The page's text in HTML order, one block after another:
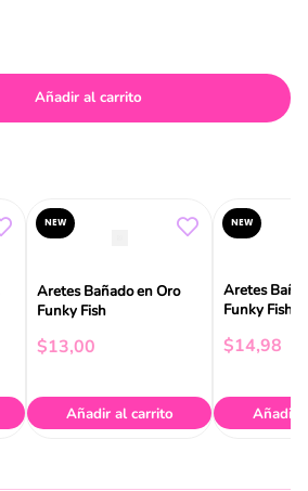
Añadir al carrito
NEW
Aretes Bañado en Oro
Funky Fish
$13,00
Añadir al carrito
NEW
Aretes
Funky Fish
$14,98
Añadir